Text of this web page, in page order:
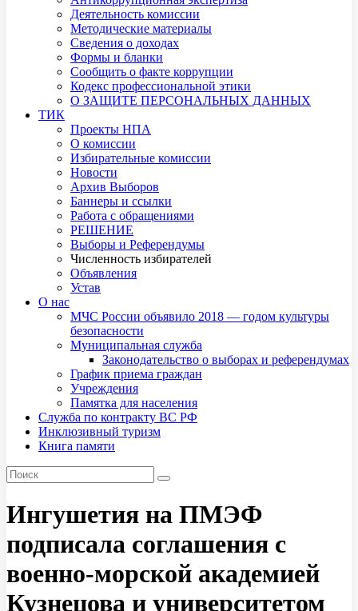
Деятельность комиссии
Методические материалы
Сведения о доходах
Формы и бланки
Сообщить о факте коррупции
Кодекс профессиональной этики
О ЗАЩИТЕ ПЕРСОНАЛЬНЫХ ДАННЫХ
ТИК
Проекты НПА
О комиссии
Избирательные комиссии
Новости
Архив Выборов
Баннеры и ссылки
Работа с обращениями
РЕШЕНИЕ
Выборы и Референдумы
Численность избирателей
Объявления
Устав
О нас
МЧС России объявило 2018 — годом культуры
безопасности
Муниципальная служба
Законодательство о выборах и референдумах
График приема граждан
Учреждения
Памятка для населения
Служба по контракту ВС РФ
Инклюзивный туризм
Книга памяти
Ингушетия на ПМЭФ
подписала соглашения с
военно-морской академией
Кузнецова и университетом